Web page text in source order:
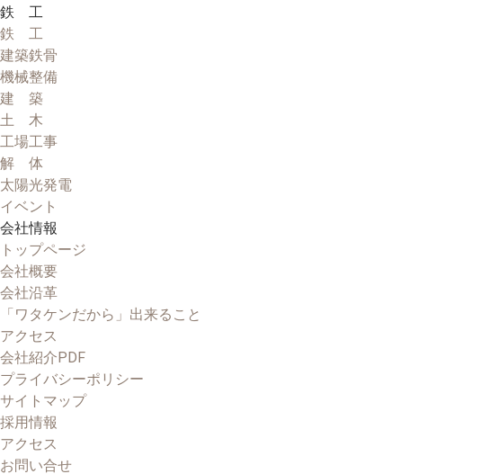
鉄 工
鉄 工
建築鉄骨
機械整備
建 築
土 木
工場工事
解 体
太陽光発電
イベント
会社情報
トップページ
会社概要
会社沿革
「ワタケンだから」出来ること
アクセス
会社紹介PDF
プライバシーポリシー
サイトマップ
採用情報
アクセス
お問い合せ